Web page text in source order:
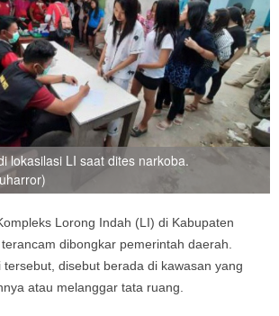
lokasilasi LI saat dites narkoba.
Lorong Indah (LI) di Kabupaten
dibongkar pemerintah daerah.
tersebut, disebut berada di kawasan yang
atau melanggar tata ruang.